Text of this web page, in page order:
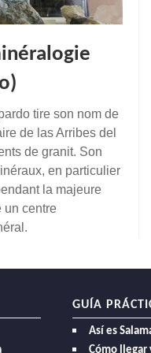
tire son nom de
de las Arribes del
de granit. Son
en particulier
la majeure
un centre
GUÍA
Así es
Cómo llegar